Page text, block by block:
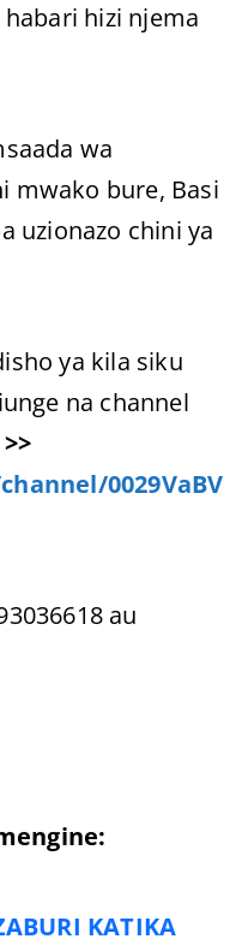
hizi njema
wa
mwako bure, Basi
uzionazo chini ya
ya kila siku
na channel
>>
0029VaBV
au
KATIKA